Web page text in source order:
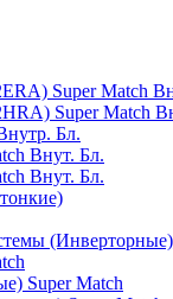
Super Match
Super Match
Бл.
Внут. Бл.
Внут. Бл.
Super Match